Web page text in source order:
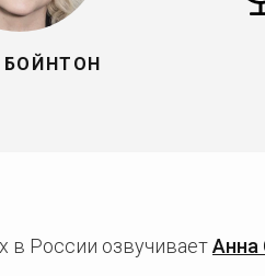
России озвучиваетАнна